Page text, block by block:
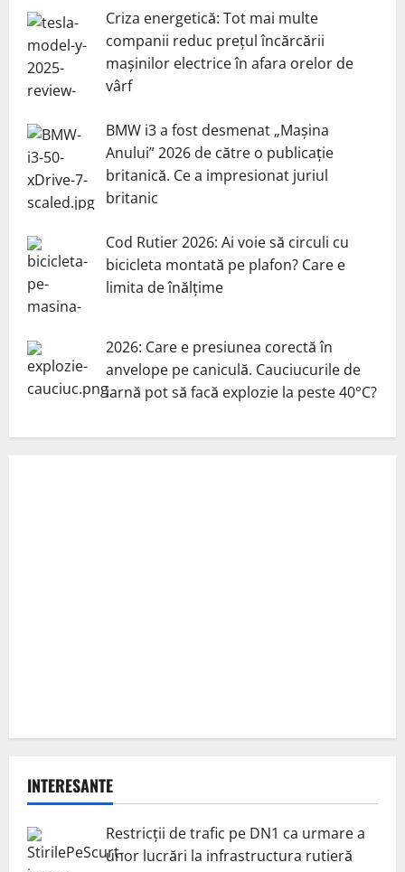
Criza energetică: Tot mai multe
companii reduc prețul încărcării
mașinilor electrice în afara orelor de
vârf
BMW i3 a fost desmenat „Mașina
Anului” 2026 de către o publicație
britanică. Ce a impresionat juriul
britanic
Cod Rutier 2026: Ai voie să circuli cu
bicicleta montată pe plafon? Care e
limita de înălțime
2026: Care e presiunea corectă în
anvelope pe caniculă. Cauciucurile de
iarnă pot să facă explozie la peste 40°C?
INTERESANTE
Restricții de trafic pe DN1 ca urmare a
unor lucrări la infrastructura rutieră